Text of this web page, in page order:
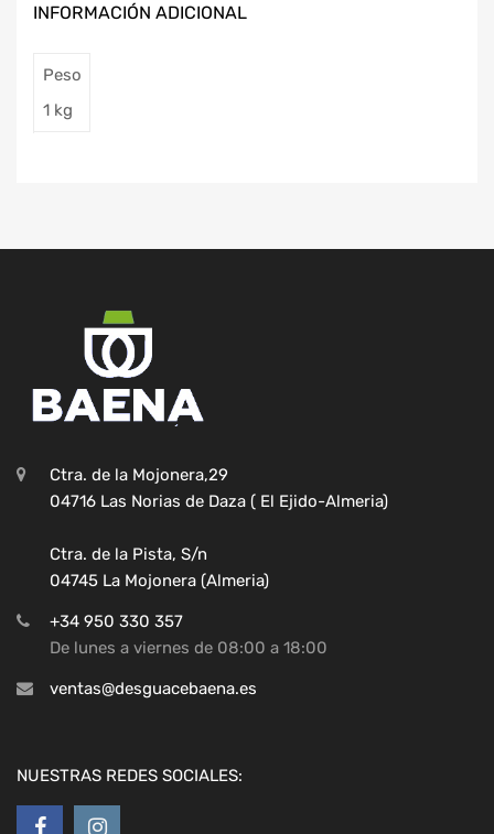
INFORMACIÓN ADICIONAL
Peso
1 kg
Ctra. de la Mojonera,29
04716 Las Norias de Daza ( El Ejido-Almeria)
Ctra. de la Pista, S/n
04745 La Mojonera (Almeria)
+34 950 330 357
De lunes a viernes de 08:00 a 18:00
ventas@desguacebaena.es
NUESTRAS REDES SOCIALES: